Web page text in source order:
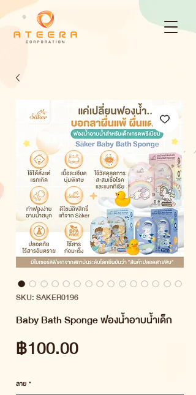
SKU: SAKER0196
Baby Bath Sponge ฟองน้ำอาบน้ำเด็ก
฿100.00ราคา
ลาย *